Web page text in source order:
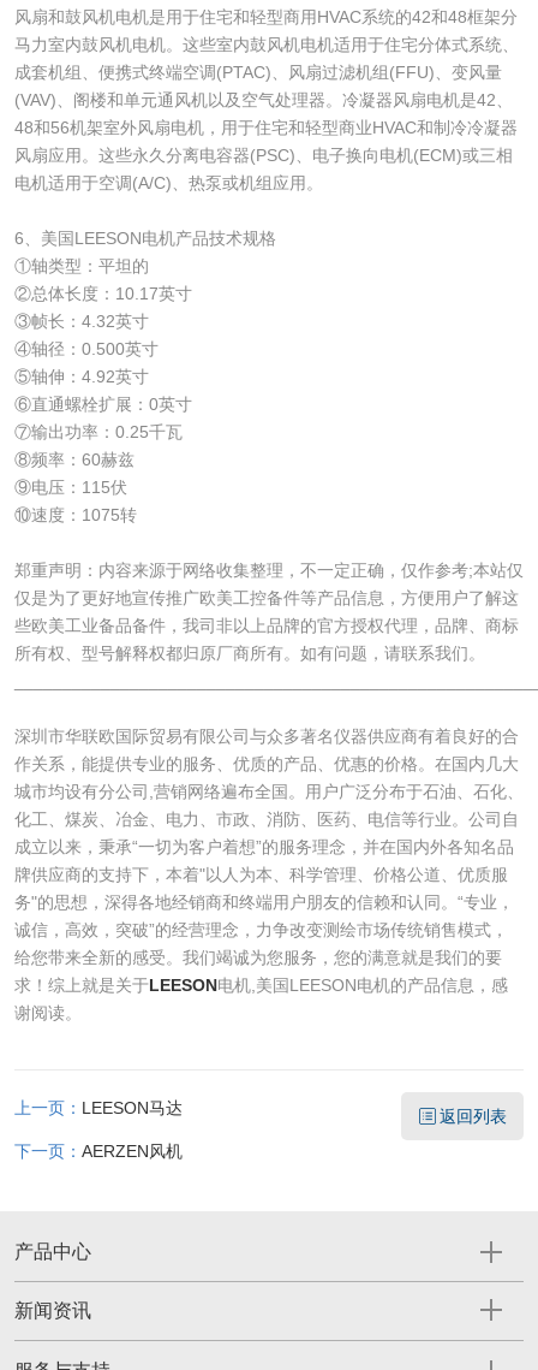
风扇和鼓风机电机是用于住宅和轻型商用HVAC系统的42和48框架分
马力室内鼓风机电机。这些室内鼓风机电机适用于住宅分体式系统、
成套机组、便携式终端空调(PTAC)、风扇过滤机组(FFU)、变风量
(VAV)、阁楼和单元通风机以及空气处理器。冷凝器风扇电机是42、
48和56机架室外风扇电机，用于住宅和轻型商业HVAC和制冷冷凝器
风扇应用。这些永久分离电容器(PSC)、电子换向电机(ECM)或三相
电机适用于空调(A/C)、热泵或机组应用。
6、美国LEESON电机产品技术规格
①轴类型：平坦的
②总体长度：10.17英寸
③帧长：4.32英寸
④轴径：0.500英寸
⑤轴伸：4.92英寸
⑥直通螺栓扩展：0英寸
⑦输出功率：0.25千瓦
⑧频率：60赫兹
⑨电压：115伏
⑩速度：1075转
郑重声明：内容来源于网络收集整理，不一定正确，仅作参考;本站仅
仅是为了更好地宣传推广欧美工控备件等产品信息，方便用户了解这
些欧美工业备品备件，我司非以上品牌的官方授权代理，品牌、商标
所有权、型号解释权都归原厂商所有。如有问题，请联系我们。
深圳市华联欧国际贸易有限公司与众多著名仪器供应商有着良好的合
作关系，能提供专业的服务、优质的产品、优惠的价格。在国内几大
城市均设有分公司,营销网络遍布全国。用户广泛分布于石油、石化、
化工、煤炭、冶金、电力、市政、消防、医药、电信等行业。公司自
成立以来，秉承“一切为客户着想”的服务理念，并在国内外各知名品
牌供应商的支持下，本着"以人为本、科学管理、价格公道、优质服
务"的思想，深得各地经销商和终端用户朋友的信赖和认同。“专业，
诚信，高效，突破”的经营理念，力争改变测绘市场传统销售模式，
给您带来全新的感受。我们竭诚为您服务，您的满意就是我们的要
求！综上就是关于LEESON电机,美国LEESON电机的产品信息，感
谢阅读。
上一页： LEESON马达
下一页： AERZEN风机
返回列表
产品中心
新闻资讯